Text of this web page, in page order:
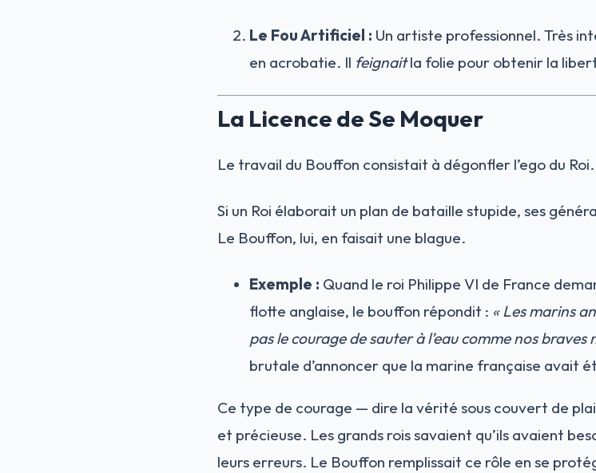
Le Fou Artificiel : Un artiste professionnel. Très
en acrobatie. Il feignaitla folie pour obtenir la
La Licence de Se Moquer
Le travail du Bouffon consistait à dégonfler l’ego du Roi.
Si un Roi élaborait un plan de bataille stupide, ses
Le Bouffon, lui, en faisait une blague.
Exemple : Quand le roi Philippe VI de France
flotte anglaise, le bouffon répondit : « Les marins
pas le courage de sauter à l’eau comme nos
brutale d’annoncer que la marine française avait
Ce type de courage — dire la vérité sous couvert de
et précieuse. Les grands rois savaient qu’ils avaient
leurs erreurs. Le Bouffon remplissait ce rôle en se